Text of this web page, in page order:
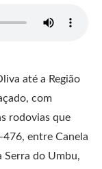
até a Região
com
rodovias que
476, entre Canela
Serra do Umbu,